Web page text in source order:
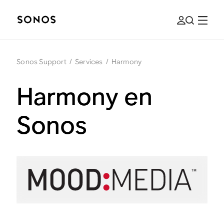
Sonos Support / Services / Harmony
Harmony en
Sonos